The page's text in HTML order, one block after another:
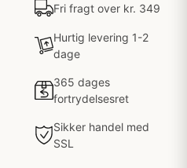
Fri fragt over kr. 349
Hurtig levering 1-2
dage
365 dages
fortrydelsesret
Sikker handel med
SSL